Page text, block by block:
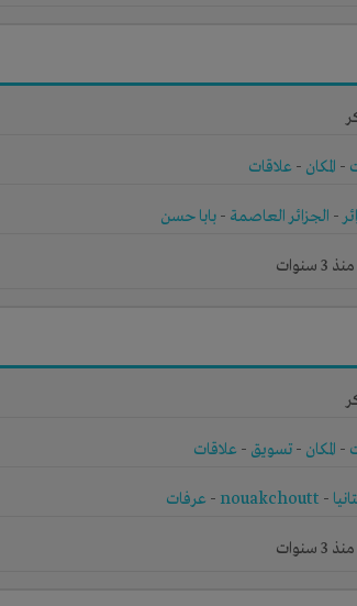
- المكان - علاقات
- الجزائر العاصمة - بابا حسن
- المكان - تسويق - علاقات
-
nouakchoutt
- عرفات